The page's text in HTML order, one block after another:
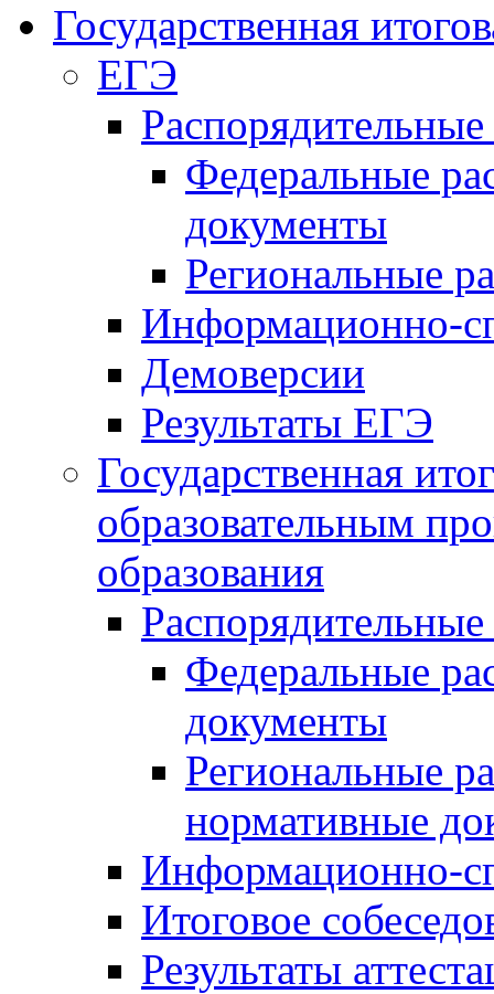
Государственная
ЕГЭ
Федеральные
документы
Региональные
Информационно-
Демоверсии
Результаты ЕГЭ
Государственная
образовательным
образования
Федеральные
документы
Региональные
нормативные
Информационно-
Итоговое
Результаты